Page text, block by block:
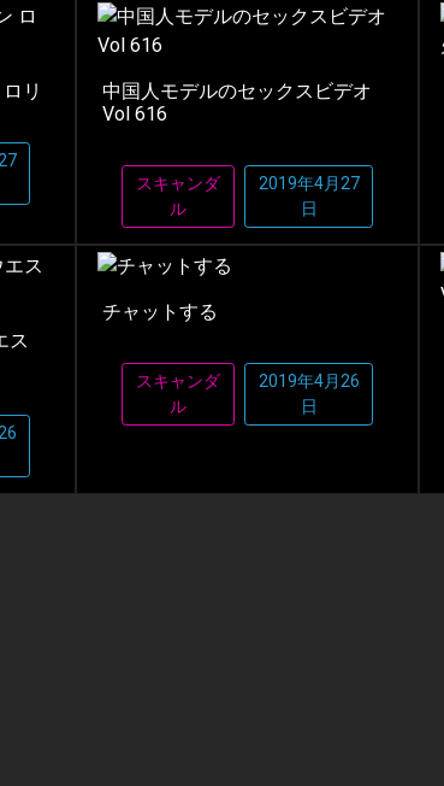
リ
中国人モデルのセックスビデオ
Vol 616
スキャンダ
ル
2019年4月27
日
ス
チャットする
スキャンダ
ル
2019年4月26
日